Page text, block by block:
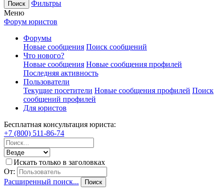
Поиск
Фильтры
Меню
Форум юристов
Форумы
Новые сообщения Поиск сообщений
Что нового?
Новые сообщения Новые сообщения профилей
Последняя активность
Пользователи
Текущие посетители Новые сообщения профилей Поиск
сообщений профилей
Для юристов
Бесплатная консультация юриста:
+7 (800) 511-86-74
Искать только в заголовках
От:
Расширенный поиск...
Поиск